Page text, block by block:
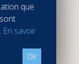
que
En savoir
OK